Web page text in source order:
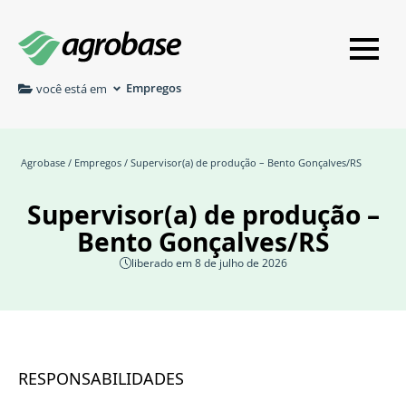
você está em Empregos
Agrobase / Empregos / Supervisor(a) de produção – Bento Gonçalves/RS
Supervisor(a) de produção –
Bento Gonçalves/RS
liberado em 8 de julho de 2026
RESPONSABILIDADES